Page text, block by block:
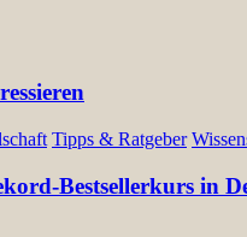
Tipps & Ratgeber
Bestsellerkurs in